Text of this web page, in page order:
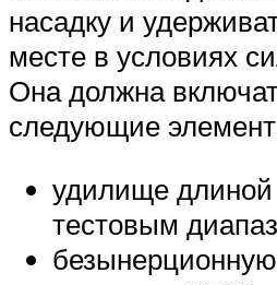
насадку и
месте в условиях
Она должна
следующие
удилище
тестовым